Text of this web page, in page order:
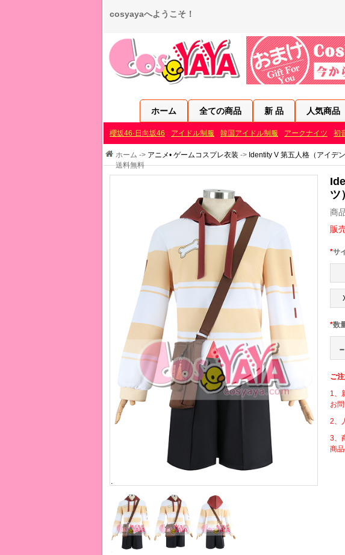
cosyayaへようこそ！
ホーム 全ての商品 新 品 人気商品
櫻坂46·日向坂46 アイドル制服 韓国アイドル制服 アークナイツ 初
ホーム -> アニメ• ゲームコスプレ衣装 -> Identity V 第五人
送料無料
ツ
商
販
*サ
*数
-
ご注
1、
お
2、
3、
商